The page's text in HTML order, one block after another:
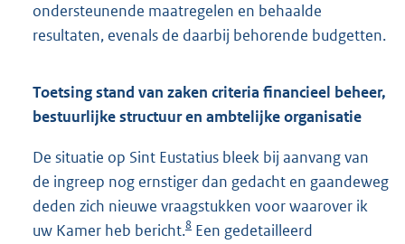
ondersteunende maatregelen en behaalde
resultaten, evenals de daarbij behorende budgetten.
Toetsing stand van zaken criteria financieel beheer,
bestuurlijke structuur en ambtelijke organisatie
De situatie op Sint Eustatius bleek bij aanvang van
de ingreep nog ernstiger dan gedacht en gaandeweg
deden zich nieuwe vraagstukken voor waarover ik
uw Kamer heb bericht.8 Een gedetailleerd